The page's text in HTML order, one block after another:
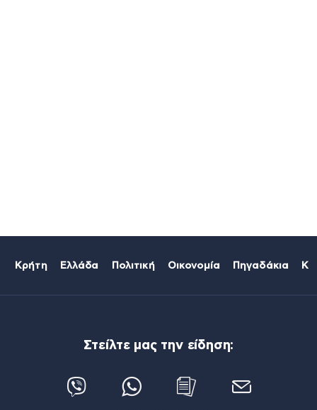
Κρήτη Ελλάδα Πολιτική Οικονομία Πηγαδάκια
Στείλτε μας την είδηση: